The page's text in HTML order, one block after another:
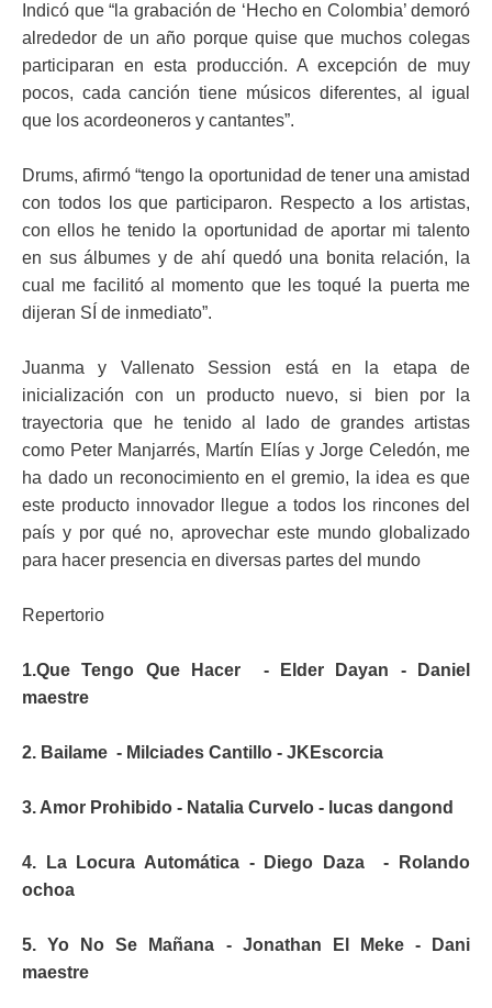
Indicó que “la grabación de ‘Hecho en Colombia’ demoró
alrededor de un año porque quise que muchos colegas
participaran en esta producción. A excepción de muy
pocos, cada canción tiene músicos diferentes, al igual
que los acordeoneros y cantantes”.
Drums, afirmó “tengo la oportunidad de tener una amistad
con todos los que participaron. Respecto a los artistas,
con ellos he tenido la oportunidad de aportar mi talento
en sus álbumes y de ahí quedó una bonita relación, la
cual me facilitó al momento que les toqué la puerta me
dijeran SÍ de inmediato”.
Juanma y Vallenato Session está en la etapa de
inicialización con un producto nuevo, si bien por la
trayectoria que he tenido al lado de grandes artistas
como Peter Manjarrés, Martín Elías y Jorge Celedón, me
ha dado un reconocimiento en el gremio, la idea es que
este producto innovador llegue a todos los rincones del
país y por qué no, aprovechar este mundo globalizado
para hacer presencia en diversas partes del mundo
Repertorio
1.Que Tengo Que Hacer - Elder Dayan - Daniel
maestre
2. Bailame - Milciades Cantillo - JKEscorcia
3. Amor Prohibido - Natalia Curvelo - lucas dangond
4. La Locura Automática - Diego Daza - Rolando
ochoa
5. Yo No Se Mañana - Jonathan El Meke - Dani
maestre